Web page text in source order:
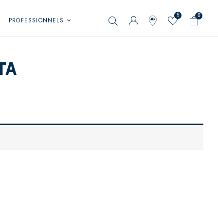
PROFESSIONNELS
9 0